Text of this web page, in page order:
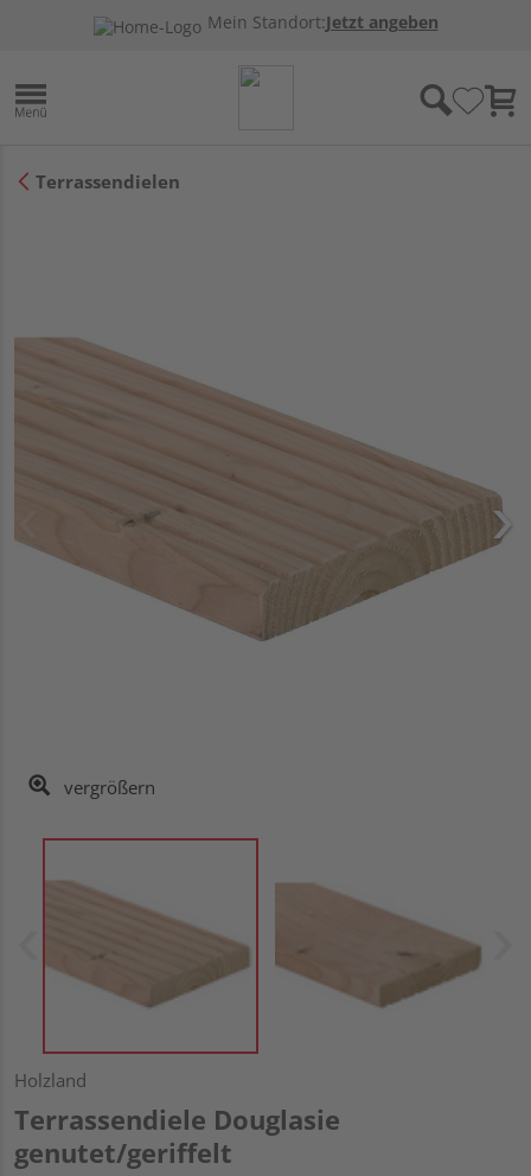
Mein Standort:Jetzt angeben
Terrassendielen
vergrößern
Holzland
Terrassendiele Douglasie
genutet/geriffelt